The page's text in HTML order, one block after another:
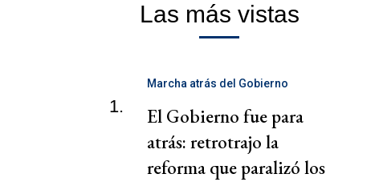
Las más vistas
1.
Marcha atrás del Gobierno
El Gobierno fue para
atrás: retrotrajo la
reforma que paralizó los